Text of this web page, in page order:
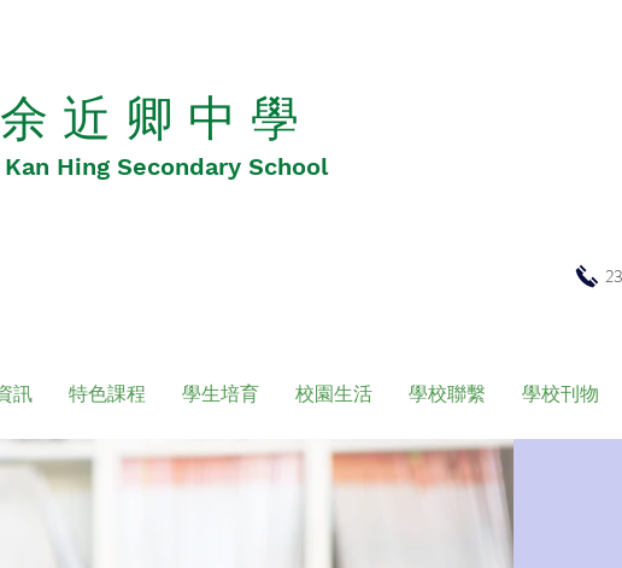
近 卿 中 學
Hing Secondary School
訊 特色課程 學生培育 校園生活 學校聯繫 學校刊物